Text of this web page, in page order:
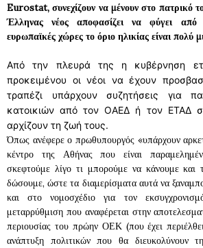
Eurostat, συνεχίζουν να μένουν στο πατρικό
Έλληνας νέος αποφασίζει να φύγει
ευρωπαϊκές χώρες το όριο ηλικίας είναι πολύ
Από την πλευρά της η κυβέρνηση
προκειμένου οι νέοι να έχουν
τραπέζι υπάρχουν συζητήσεις για
κατοικιών από τον ΟΑΕΔ ή τον ΕΤΑΔ
αρχίζουν τη ζωή τους.
Όπως ανέφερε ο πρωθυπουργός «υπάρχουν
κέντρο της Αθήνας που είναι
σκεφτούμε λίγο τι μπορούμε να κάνουμε και
δώσουμε, ώστε τα διαμερίσματα αυτά να
και στο νομοσχέδιο για τον
μεταρρύθμιση που αναφέρεται στην
περιουσίας του πρώην ΟΕΚ (που έχει
ανάπτυξη πολιτικών που θα διευκολύνουν